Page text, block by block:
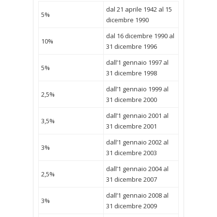
5%
dal 21 aprile 1942 al 15
dicembre 1990
10%
dal 16 dicembre 1990 al
31 dicembre 1996
5%
dall’1 gennaio 1997 al
31 dicembre 1998
2,5%
dall’1 gennaio 1999 al
31 dicembre 2000
3,5%
dall’1 gennaio 2001 al
31 dicembre 2001
3%
dall’1 gennaio 2002 al
31 dicembre 2003
2,5%
dall’1 gennaio 2004 al
31 dicembre 2007
3%
dall’1 gennaio 2008 al
31 dicembre 2009